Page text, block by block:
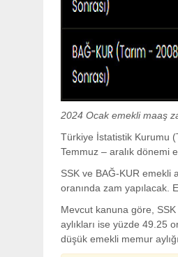
2024 Ocak emekli maaş
Türkiye İstatistik Kurumu
Temmuz – aralık dönemi
SSK ve BAĞ-KUR emekli
oranında zam yapılacak.
Mevcut kanuna göre,
aylıkları ise yüzde 49.25
düşük emekli memur